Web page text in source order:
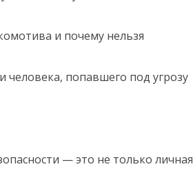
и почему нельзя
человека, попавшего под угрозу
— это не только личная